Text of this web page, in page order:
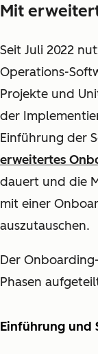
Mit
Seit Juli 2022
Operations-
Projekte und
der
Einführung der
erweitertes
dauert und die
mit einer
auszutauschen.
Der
Phasen
Einführung und